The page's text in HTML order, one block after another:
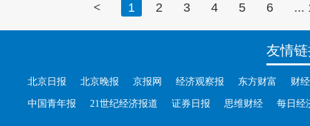
< 1 2 3 4 5 6 ...
友情
北京日报 北京晚报 京报网 经济观察报 东方财富 财
中国青年报 21世纪经济报道 证券日报 思维财经 每日经